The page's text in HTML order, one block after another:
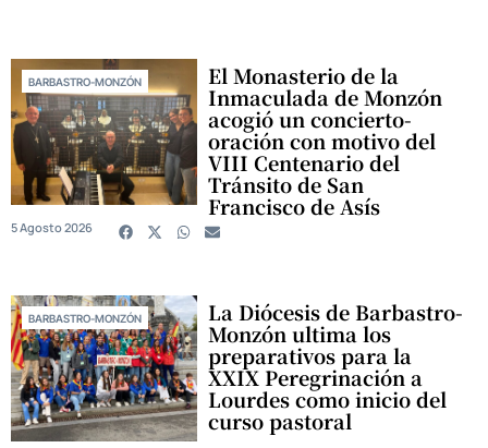
BARBASTRO-MONZÓN El Monasterio de la
Inmaculada de Monzón
acogió un concierto-
oración con motivo del
VIII Centenario del
Tránsito de San
Francisco de Asís
5 Agosto 2026
BARBASTRO-MONZÓN La Diócesis de Barbastro-
Monzón ultima los
preparativos para la
XXIX Peregrinación a
Lourdes como inicio del
curso pastoral